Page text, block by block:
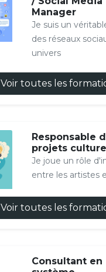
Manager
Je suis un
des réseaux
univers
Voir toutes les
Responsable
projets
Je joue un rôle
entre les artistes
Voir toutes les
Consultant en